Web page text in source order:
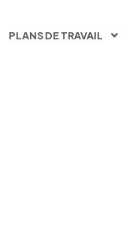
PLANS DE TRAVAIL